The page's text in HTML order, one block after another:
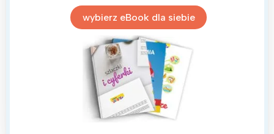
wybierz eBook dla siebie